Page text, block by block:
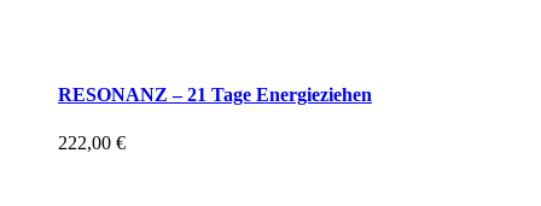
RESONANZ – 21 Tage Energieziehen
222,00 €